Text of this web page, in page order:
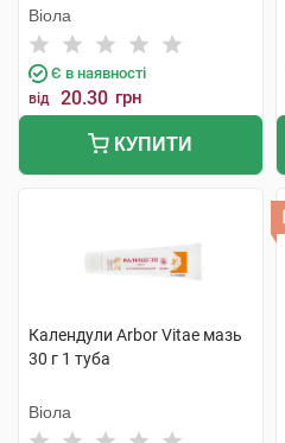
Віола
Є в наявності
від 20.30 грн
КУПИТИ
Календули Arbor Vitae мазь
30 г 1 туба
Віола